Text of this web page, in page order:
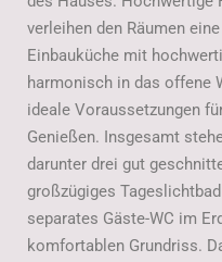
verleihen den Räumen
Einbauküche mit
harmonisch in das offene
ideale Voraussetzungen
Genießen. Insgesamt
darunter drei gut
großzügiges
separates Gäste-WC im
komfortablen Grundriss.